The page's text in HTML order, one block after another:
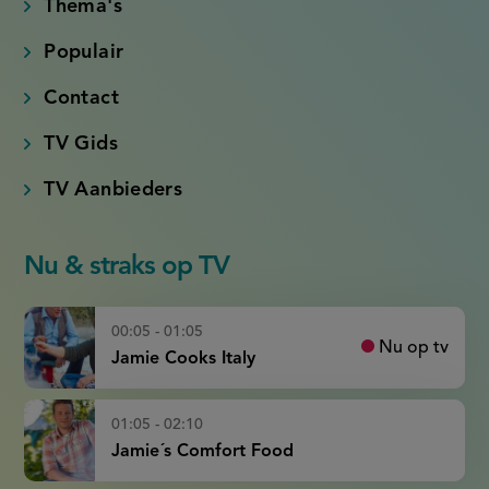
Thema's
Populair
Contact
TV Gids
TV Aanbieders
Nu & straks op TV
00:05 - 01:05
Jamie Cooks Italy
Nu op tv
01:05 - 02:10
Jamie´s Comfort Food